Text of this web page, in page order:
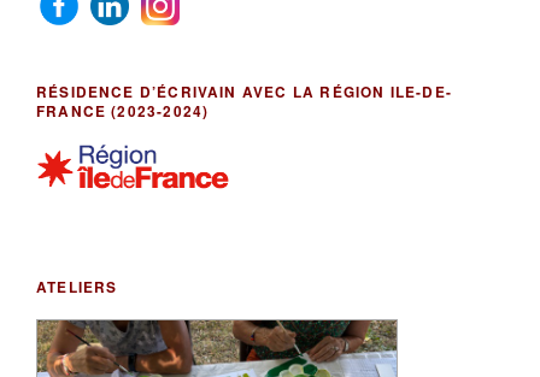
RÉSIDENCE D’ÉCRIVAIN AVEC LA RÉGION ILE-DE-
FRANCE (2023-2024)
ATELIERS